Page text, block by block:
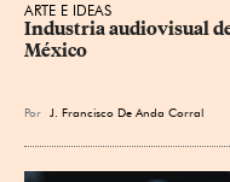
ARTE E IDEAS
Industria audiovisual
México
Por J. Francisco De Anda Corral